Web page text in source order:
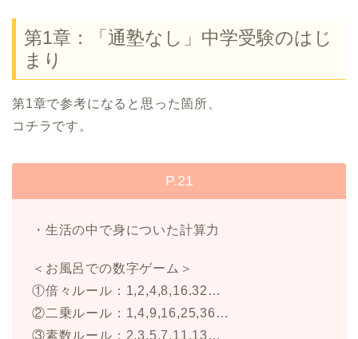
第1章：「通塾なし」中学受験のはじ
まり
第1章で参考になると思った箇所、
コチラです。
P.21
・生活の中で身についた計算力
＜お風呂での数字ゲーム＞
①倍々ルール：1,2,4,8,16.32…
②二乗ルール：1,4,9,16,25,36…
③素数ルール：2,3,5,7,11,13…